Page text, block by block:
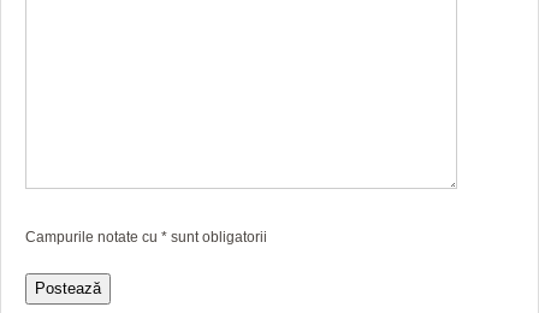
Campurile notate cu * sunt obligatorii